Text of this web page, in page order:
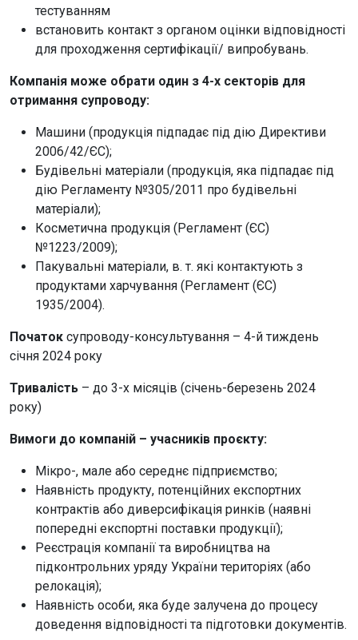
тестуванням
встановить контакт з органом оцінки відповідності
для проходження сертифікації/ випробувань.
Компанія може обрати один з 4-х секторів для
отримання супроводу:
Машини (продукція підпадає під дію Директиви
2006/42/ЄС);
Будівельні матеріали (продукція, яка підпадає під
дію Регламенту №305/2011 про будівельні
матеріали);
Косметична продукція (Регламент (ЄС)
№1223/2009);
Пакувальні матеріали, в. т. які контактують з
продуктами харчування (Регламент (ЄС)
1935/2004).
Початок супроводу-консультування – 4-й тиждень
січня 2024 року
Тривалість – до 3-х місяців (січень-березень 2024
року)
Вимоги до компаній – учасників проєкту:
Мікро-, мале або середнє підприємство;
Наявність продукту, потенційних експортних
контрактів або диверсифікація ринків (наявні
попередні експортні поставки продукції);
Реєстрація компанії та виробництва на
підконтрольних уряду України територіях (або
релокація);
Наявність особи, яка буде залучена до процесу
доведення відповідності та підготовки документів.